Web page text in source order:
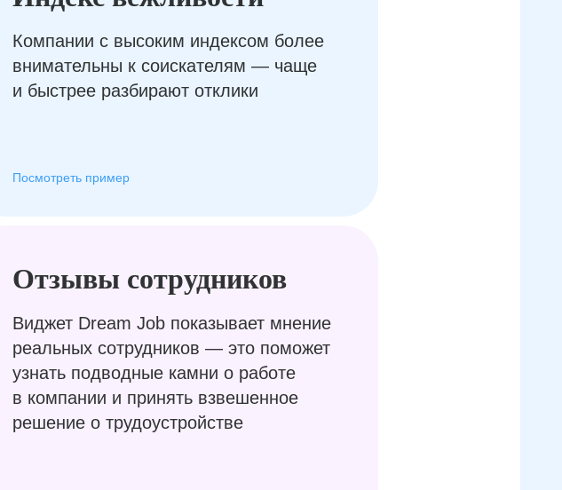
Отзывы сотрудников
Виджет Dream Job показывает мнение
реальных сотрудников — это поможет
узнать подводные камни о работе
в компании и принять взвешенное
решение о трудоустройстве
Компании с высоким индексом более
внимательны к соискателям — чаще
и быстрее разбирают отклики
Посмотреть пример